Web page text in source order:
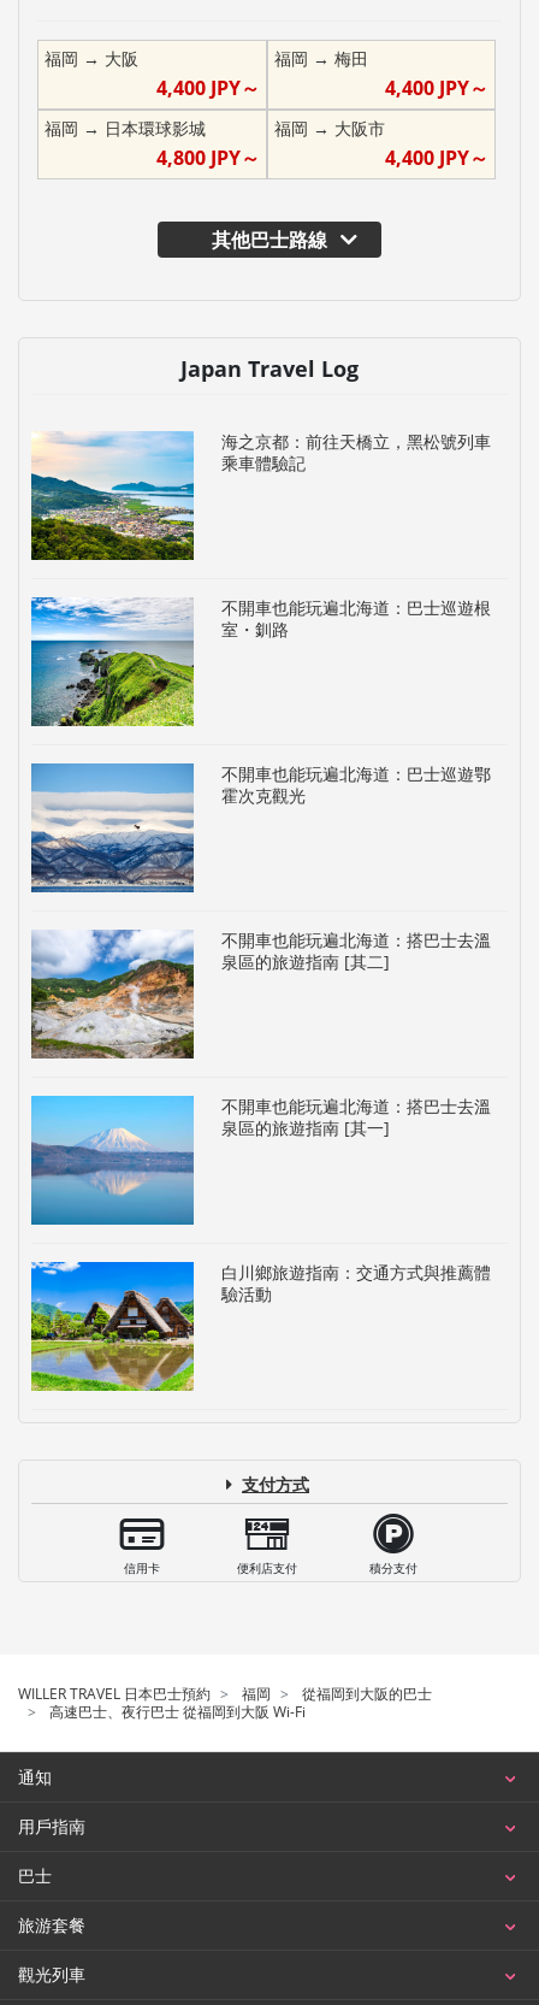
福岡 → 大阪
4,400JPY～
福岡 → 梅田
4,400 JPY～
福岡 → 日本環球影城
4,800JPY～
福岡 → 大阪市
4,400 JPY～
其他巴士路線
Japan Travel Log
海之京都：前往天橋立，黑松號列車
乘車體驗記
不開車也能玩遍北海道：巴士巡遊根
室・釧路
不開車也能玩遍北海道：巴士巡遊鄂
霍次克觀光
不開車也能玩遍北海道：搭巴士去溫
泉區的旅遊指南 [其二]
不開車也能玩遍北海道：搭巴士去溫
泉區的旅遊指南 [其一]
白川鄉旅遊指南：交通方式與推薦體
驗活動
支付方式
信用卡 便利店支付 積分支付
WILLER TRAVEL 日本巴士預約 福岡
從福岡到大阪的巴士
高速巴士、夜行巴士 從福岡到大阪 Wi-Fi
通知
用戶指南
巴士
旅游套餐
觀光列車